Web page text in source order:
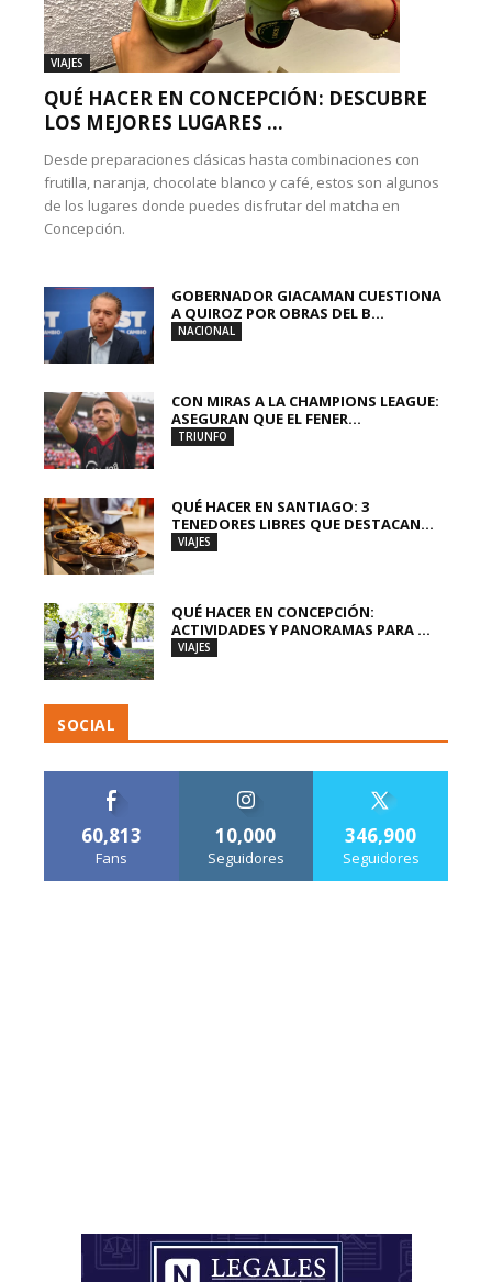
VIAJES
QUÉ HACER EN CONCEPCIÓN: DESCUBRE
LOS MEJORES LUGARES ...
Desde preparaciones clásicas hasta combinaciones con
frutilla, naranja, chocolate blanco y café, estos son algunos
de los lugares donde puedes disfrutar del matcha en
Concepción.
GOBERNADOR GIACAMAN CUESTIONA
A QUIROZ POR OBRAS DEL B...
NACIONAL
CON MIRAS A LA CHAMPIONS LEAGUE:
ASEGURAN QUE EL FENER...
TRIUNFO
QUÉ HACER EN SANTIAGO: 3
TENEDORES LIBRES QUE DESTACAN...
VIAJES
QUÉ HACER EN CONCEPCIÓN:
ACTIVIDADES Y PANORAMAS PARA ...
VIAJES
SOCIAL
60,813
Fans
10,000
Seguidores
346,900
Seguidores